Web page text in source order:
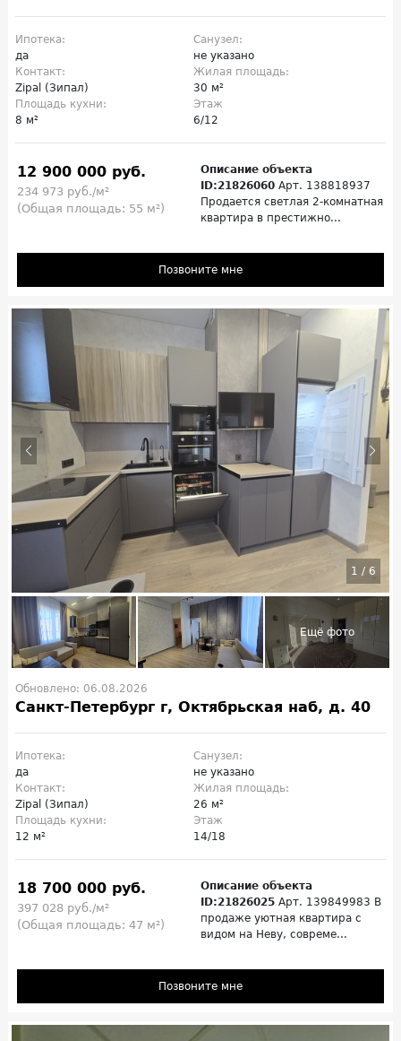
Ипотека:
да
Санузел:
не указано
Контакт:
Zipal (Зипал)
Жилая площадь:
30 м²
Площадь кухни:
8 м²
Этаж
6/12
12 900 000 руб.
234 973 руб./м²
(Общая площадь: 55 м²)
Описание объекта
ID:21826060 Арт. 138818937
Продается светлая 2-комнатная
квартира в престижно...
Позвоните мне
1 / 6
Обновлено: 06.08.2026
Санкт-Петербург г, Октябрьская наб, д. 40
Ипотека:
да
Санузел:
не указано
Контакт:
Zipal (Зипал)
Жилая площадь:
26 м²
Площадь кухни:
12 м²
Этаж
14/18
18 700 000 руб.
397 028 руб./м²
(Общая площадь: 47 м²)
Описание объекта
ID:21826025 Арт. 139849983 В
продаже уютная квартира с
видом на Неву, совреме...
Позвоните мне